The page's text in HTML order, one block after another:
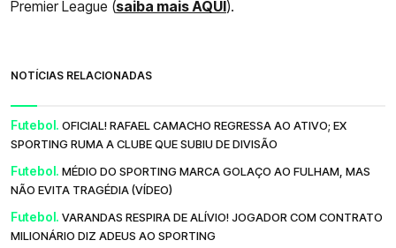
Premier League (saiba mais AQUI).
NOTÍCIAS RELACIONADAS
Futebol. OFICIAL! RAFAEL CAMACHO REGRESSA AO ATIVO; EX
SPORTING RUMA A CLUBE QUE SUBIU DE DIVISÃO
Futebol. MÉDIO DO SPORTING MARCA GOLAÇO AO FULHAM, MAS
NÃO EVITA TRAGÉDIA (VÍDEO)
Futebol. VARANDAS RESPIRA DE ALÍVIO! JOGADOR COM CONTRATO
MILIONÁRIO DIZ ADEUS AO SPORTING